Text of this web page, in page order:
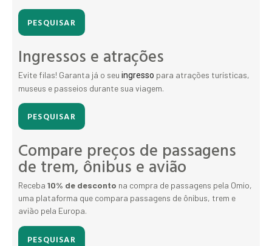
PESQUISAR
Ingressos e atrações
Evite filas! Garanta já o seu ingresso para atrações turísticas,
museus e passeios durante sua viagem.
PESQUISAR
Compare preços de passagens
de trem, ônibus e avião
Receba 10% de desconto na compra de passagens pela Omio,
uma plataforma que compara passagens de ônibus, trem e
avião pela Europa.
PESQUISAR